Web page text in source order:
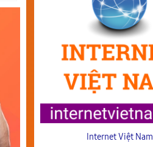
Internet Việt Nam